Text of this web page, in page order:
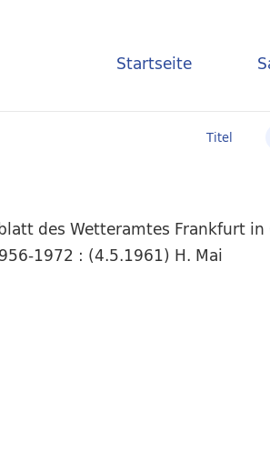
Startseite
Titel
des Wetteramtes Frankfurt
1972 : (4.5.1961) H. Mai